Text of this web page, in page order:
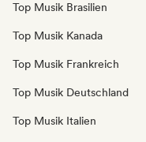
Top Musik Brasilien
Top Musik Kanada
Top Musik Frankreich
Top Musik Deutschland
Top Musik Italien